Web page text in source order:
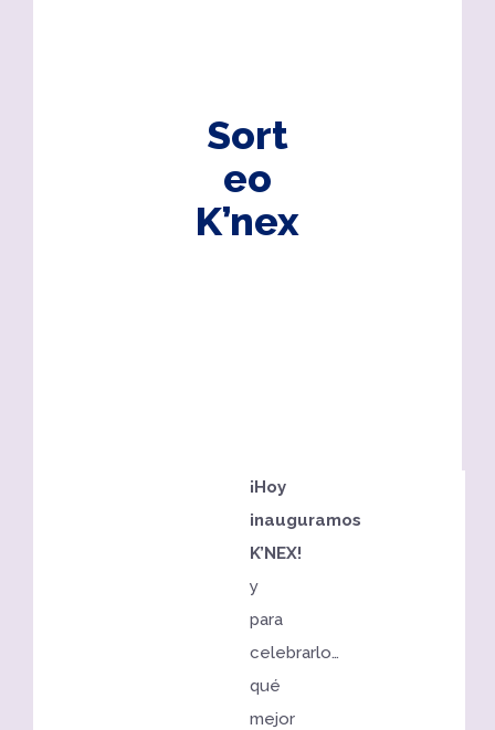
Sort
eo
K’nex
¡Hoy
inauguramos
K’NEX!
y
para
celebrarlo…
qué
mejor